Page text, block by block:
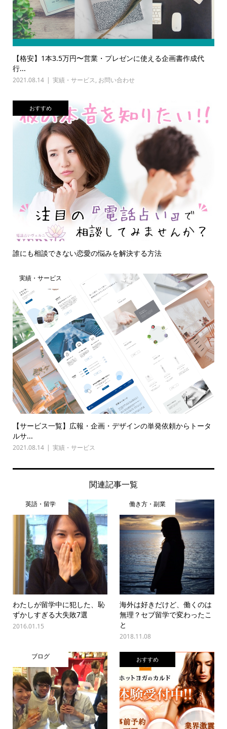
【格安】1本3.5万円〜営業・プレゼンに使える企画書作成代
行...
2021.08.14 実績・サービス, お問い合わせ
おすすめ
誰にも相談できない恋愛の悩みを解決する方法
実績・サービス
【サービス一覧】広報・企画・デザインの単発依頼からトータ
ルサ...
2021.08.14 実績・サービス
関連記事一覧
英語・留学
わたしが留学中に犯した、恥
ずかしすぎる大失敗7選
2016.01.15
働き方・副業
海外は好きだけど、働くのは
無理？セブ留学で変わったこ
と
2018.11.08
ブログ おすすめ